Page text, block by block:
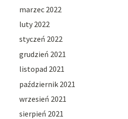
marzec 2022
luty 2022
styczeń 2022
grudzień 2021
listopad 2021
październik 2021
wrzesień 2021
sierpień 2021